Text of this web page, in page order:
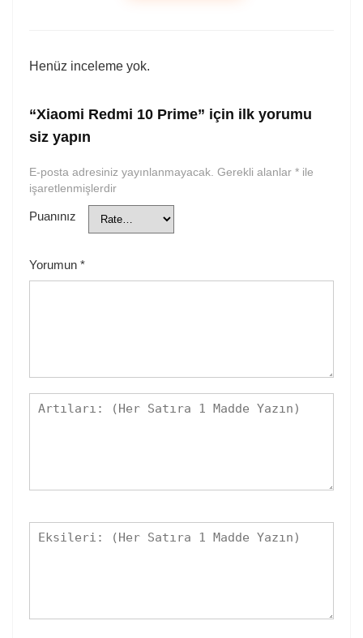
Henüz inceleme yok.
“Xiaomi Redmi 10 Prime” için ilk yorumu
siz yapın
E-posta adresiniz yayınlanmayacak. Gerekli alanlar * ile
işaretlenmişlerdir
Puanınız
Yorumun *